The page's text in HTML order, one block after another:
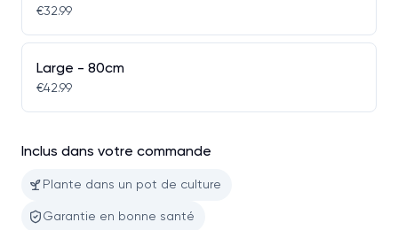
€32.99
Large - 80cm
€42.99
Inclus dans votre commande
Plante dans un pot de culture
Garantie en bonne santé